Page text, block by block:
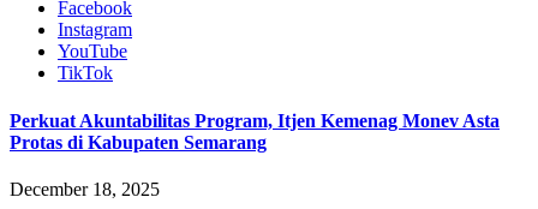
Facebook
Instagram
YouTube
TikTok
Perkuat Akuntabilitas Program, Itjen Kemenag Monev Asta
Protas di Kabupaten Semarang
December 18, 2025